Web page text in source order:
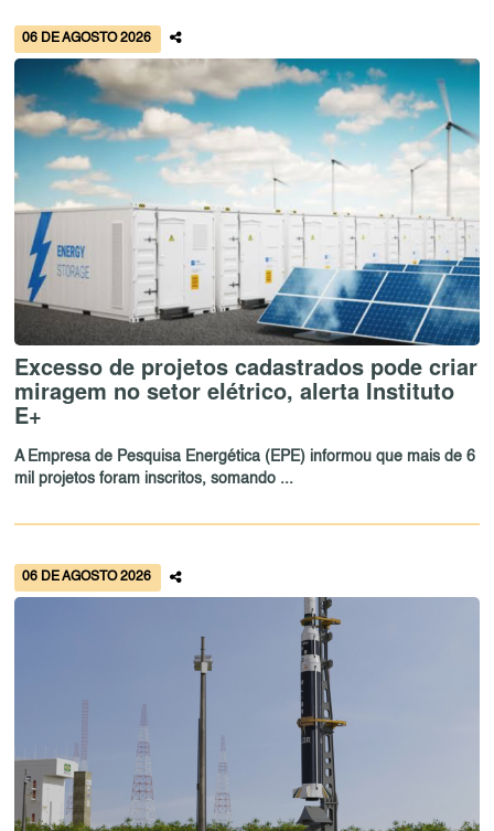
06 DE AGOSTO 2026
Excesso de projetos cadastrados pode criar
miragem no setor elétrico, alerta Instituto
E+
A Empresa de Pesquisa Energética (EPE) informou que mais de 6
mil projetos foram inscritos, somando ...
06 DE AGOSTO 2026